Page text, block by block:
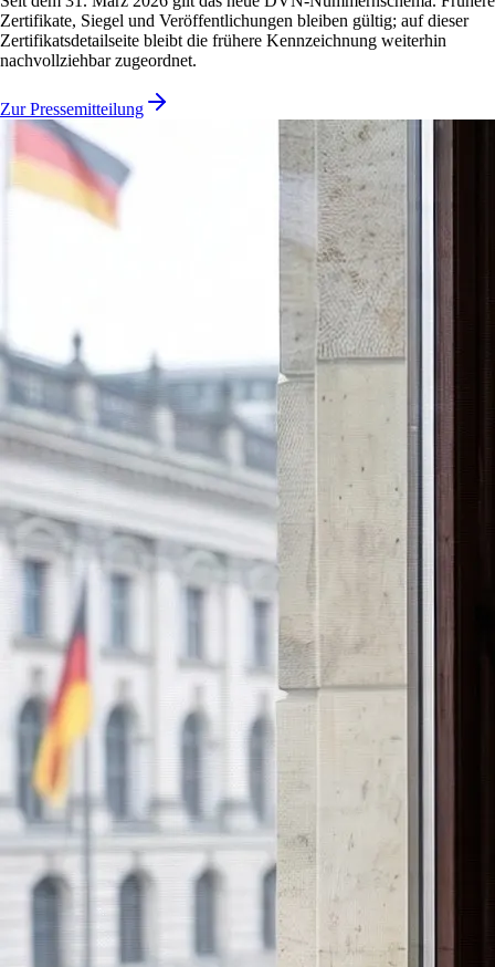
Zertifikate, Siegel und Veröffentlichungen bleiben gültig; auf dieser
Zertifikatsdetailseite bleibt die frühere Kennzeichnung weiterhin
nachvollziehbar zugeordnet.
Zur Pressemitteilung